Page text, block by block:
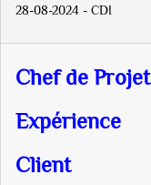
28-08-2024 - CDI
Chef de Projet
Expérience
Client